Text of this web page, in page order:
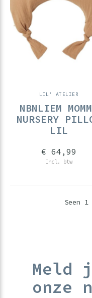
LIL' ATELIER
NBNLIEM
NURSERY
LIL
€ 64,99
Incl. btw
Seen
Meld
onze